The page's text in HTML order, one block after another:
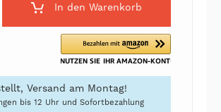
In den Warenkorb
Versand am Montag!
bis 12 Uhr und Sofortbezahlung